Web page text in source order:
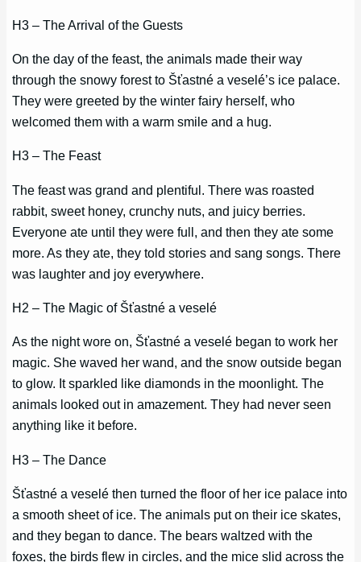
H3 – The Arrival of the Guests
On the day of the feast, the animals made their way
through the snowy forest to Šťastné a veselé’s ice palace.
They were greeted by the winter fairy herself, who
welcomed them with a warm smile and a hug.
H3 – The Feast
The feast was grand and plentiful. There was roasted
rabbit, sweet honey, crunchy nuts, and juicy berries.
Everyone ate until they were full, and then they ate some
more. As they ate, they told stories and sang songs. There
was laughter and joy everywhere.
H2 – The Magic of Šťastné a veselé
As the night wore on, Šťastné a veselé began to work her
magic. She waved her wand, and the snow outside began
to glow. It sparkled like diamonds in the moonlight. The
animals looked out in amazement. They had never seen
anything like it before.
H3 – The Dance
Šťastné a veselé then turned the floor of her ice palace into
a smooth sheet of ice. The animals put on their ice skates,
and they began to dance. The bears waltzed with the
foxes, the birds flew in circles, and the mice slid across the